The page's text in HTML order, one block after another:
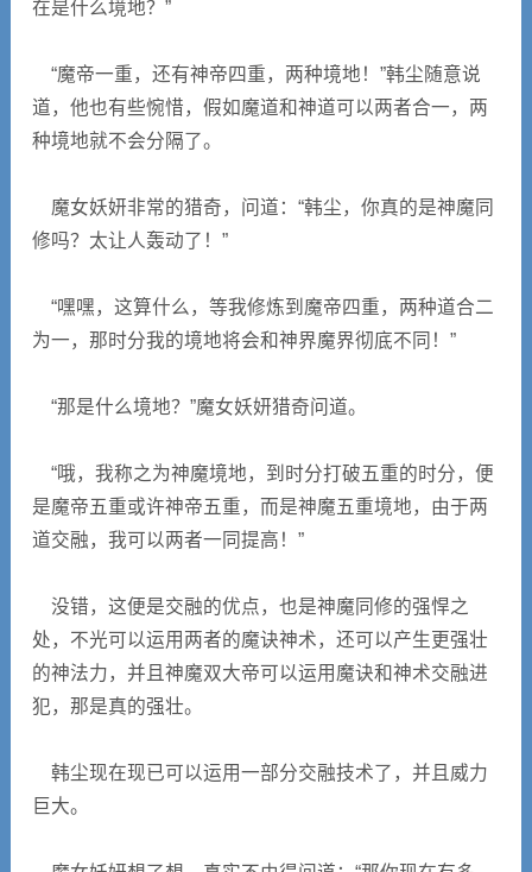
在是什么境地？”
“魔帝一重，还有神帝四重，两种境地！”韩尘随意说
道，他也有些惋惜，假如魔道和神道可以两者合一，两
种境地就不会分隔了。
魔女妖妍非常的猎奇，问道：“韩尘，你真的是神魔同
修吗？太让人轰动了！”
“嘿嘿，这算什么，等我修炼到魔帝四重，两种道合二
为一，那时分我的境地将会和神界魔界彻底不同！”
“那是什么境地？”魔女妖妍猎奇问道。
“哦，我称之为神魔境地，到时分打破五重的时分，便
是魔帝五重或许神帝五重，而是神魔五重境地，由于两
道交融，我可以两者一同提高！”
没错，这便是交融的优点，也是神魔同修的强悍之
处，不光可以运用两者的魔诀神术，还可以产生更强壮
的神法力，并且神魔双大帝可以运用魔诀和神术交融进
犯，那是真的强壮。
韩尘现在现已可以运用一部分交融技术了，并且威力
巨大。